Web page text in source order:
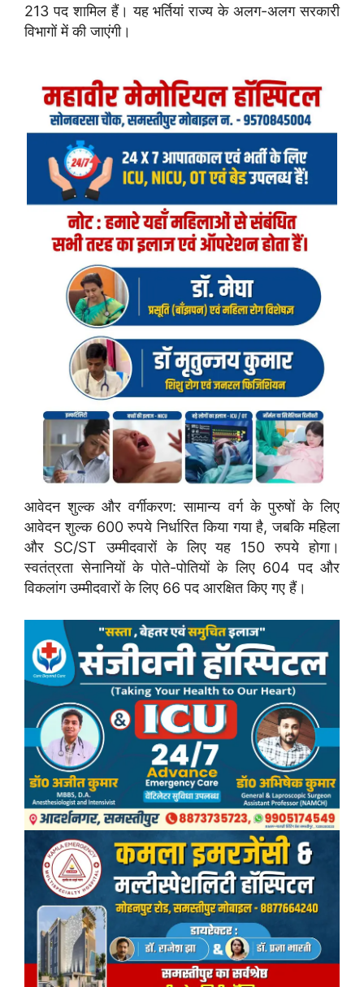
213 पद शामिल हैं। यह भर्तियां राज्य के अलग-अलग सरकारी
विभागों में की जाएंगी।
आवेदन शुल्क और वर्गीकरण: सामान्य वर्ग के पुरुषों के लिए
आवेदन शुल्क 600 रुपये निर्धारित किया गया है, जबकि महिला
और SC/ST उम्मीदवारों के लिए यह 150 रुपये होगा।
स्वतंत्रता सेनानियों के पोते-पोतियों के लिए 604 पद और
विकलांग उम्मीदवारों के लिए 66 पद आरक्षित किए गए हैं।